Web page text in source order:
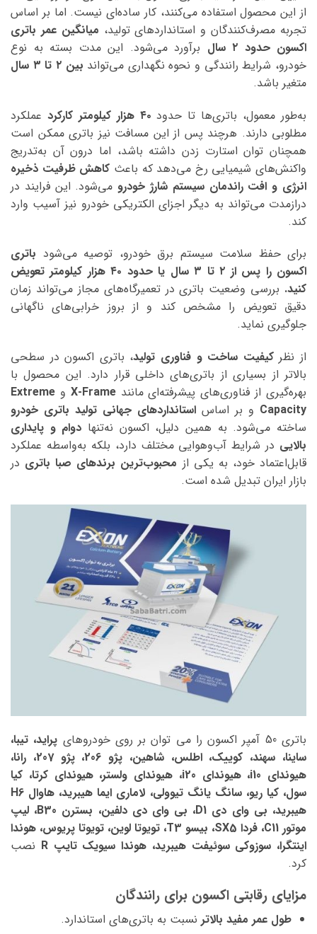
از این محصول استفاده می‌کنند، کار ساده‌ای نیست. اما بر اساس
تجربه مصرف‌کنندگان و استانداردهای تولید، میانگین عمر باتری
اکسون حدود ۲ سال
برآورد می‌شود. این مدت بسته به نوع
خودرو، شرایط رانندگی و نحوه نگهداری می‌تواند بین ۲ تا ۳ سال
متغیر باشد.
به‌طور معمول، باتری‌ها تا حدود ۴۰ هزار کیلومتر کارکرد
عملکرد
مطلوبی دارند. هرچند پس از این مسافت نیز باتری ممکن است
همچنان توان استارت زدن داشته باشد، اما درون آن به‌تدریج
واکنش‌های شیمیایی رخ می‌دهد که باعث کاهش ظرفیت ذخیره
انرژی و افت راندمان سیستم شارژ خودرو می‌شود. این فرایند در
درازمدت می‌تواند به دیگر اجزای الکتریکی خودرو نیز آسیب وارد
کند.
برای حفظ سلامت سیستم برق خودرو، توصیه می‌شود باتری
اکسون را پس از ۲ تا ۳ سال یا حدود ۴۰ هزار کیلومتر تعویض
کنید. بررسی وضعیت باتری در تعمیرگاه‌های مجاز می‌تواند زمان
دقیق تعویض را مشخص کند و از بروز خرابی‌های ناگهانی
جلوگیری نماید.
از نظرکیفیت ساخت و فناوری تولید، باتری اکسون در سطحی
بالاتر از بسیاری از باتری‌های داخلی قرار دارد. این محصول با
بهره‌گیری از فناوری‌های پیشرفته‌ای مانندX-Frame و Extreme
Capacity و بر اساس استانداردهای جهانی تولید باتری خودرو
ساخته می‌شود. به همین دلیل، اکسون نه‌تنها دوام و پایداری
بالایی در شرایط آب‌وهوایی مختلف دارد، بلکه به‌واسطه عملکرد
قابل‌اعتماد خود، به یکی از محبوب‌ترین برندهای صبا باتری در
بازار ایران تبدیل شده است.
باتری 50 آمپر اکسون را می توان بر روی خودروهای
پراید، تیبا،
ساینا، سهند، کوییک، اطلس، شاهین، پژو 206، پژو 207، رانا،
هیوندای i10، هیوندای i20، هیوندای ولستر، هیوندای کرتا، کیا
سول، کیا ریو، سانگ یانگ تیوولی، لاماری ایما هیبرید، هاوال H6
هیبرید، بی وای دی D1، بی وای دی دلفین، بسترن B30، لیپ
موتور C11، فردا SX5، بیسو T3، تویوتا لوین، تویوتا پریوس، هوندا
اینتگرا، سوزوکی سوئیفت هیبرید، هوندا سیویک تایپ R
نصب
کرد.
مزایای رقابتی اکسون برای رانندگان
طول عمر مفید بالاترنسبت به باتری‌های استاندارد.